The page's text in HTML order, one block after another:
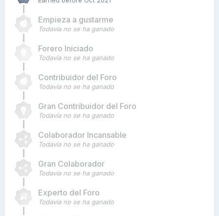
Empieza a gustarme
Todavía no se ha ganado
Forero Iniciado
Todavía no se ha ganado
Contribuidor del Foro
Todavía no se ha ganado
Gran Contribuidor del Foro
Todavía no se ha ganado
Colaborador Incansable
Todavía no se ha ganado
Gran Colaborador
Todavía no se ha ganado
Experto del Foro
Todavía no se ha ganado